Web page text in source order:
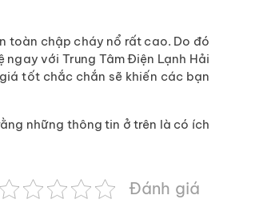
toàn chập cháy nổ rất cao. Do đó
với Trung Tâm Điện Lạnh Hải
tốt chắc chắn sẽ khiến các bạn
những thông tin ở trên là có ích
Đánh giá